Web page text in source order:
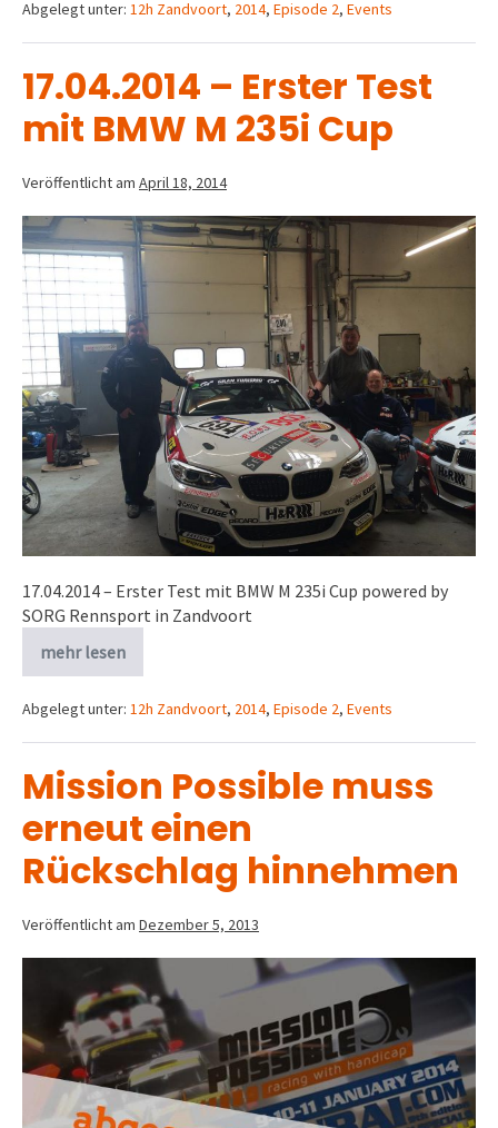
Abgelegt unter: 12h Zandvoort, 2014, Episode 2, Events
17.04.2014 – Erster Test
mit BMW M 235i Cup
Veröffentlicht am April 18, 2014
17.04.2014 – Erster Test mit BMW M 235i Cup powered by
SORG Rennsport in Zandvoort
mehr lesen
Abgelegt unter: 12h Zandvoort, 2014, Episode 2, Events
Mission Possible muss
erneut einen
Rückschlag hinnehmen
Veröffentlicht am Dezember 5, 2013